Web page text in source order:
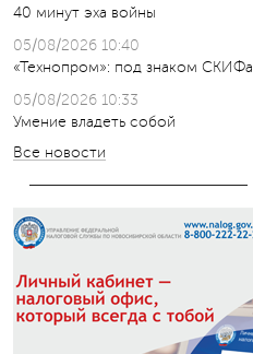
40 минут эха войны
05/08/2026 10:40
«Технопром»: под знаком СКИФа
05/08/2026 10:33
Умение владеть собой
Все новости